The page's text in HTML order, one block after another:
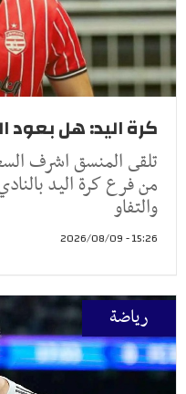
كرة اليد: هل
تلقى المنسق اشرف
من فرع كرة اليد
والتفاو
15:26 - 2026/08/09
رياضة